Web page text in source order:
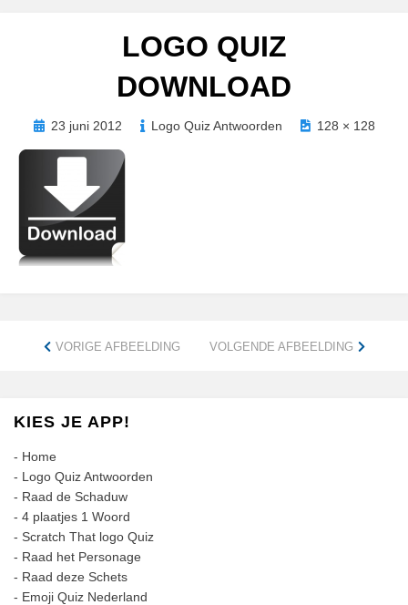
LOGO QUIZ
DOWNLOAD
Geplaatst
23 juni 2012 Logo Quiz Antwoorden 128 × 128
VORIGE AFBEELDING VOLGENDE AFBEELDING
KIES JE APP!
- Home
- Logo Quiz Antwoorden
- Raad de Schaduw
- 4 plaatjes 1 Woord
- Scratch That logo Quiz
- Raad het Personage
- Raad deze Schets
- Emoji Quiz Nederland